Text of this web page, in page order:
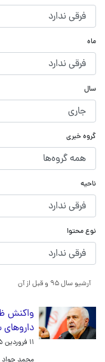
ماه
سال
گروه خبری
ناحیه
نوع محتوا
آرشیو سال ۹۵ و قبل از آن
واکنش
داروهای
۱۱ فروردین ۱۴۰۵، ۱۴:۰۵